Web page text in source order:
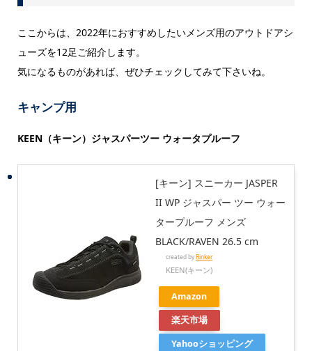
ここからは、2022年におすすめしたいメンズ用のアウトドアシ
ューズを12足ご紹介します。
気になるものがあれば、ぜひチェックしてみて下さいね。
キャンプ用
KEEN（キーン）ジャスパーツー ウォータプルーフ
[キーン] スニーカー JASPER
II WP ジャスパー ツー ウォー
タープルーフ メンズ
BLACK/RAVEN 26.5 cm
created byRinker
KEEN(キーン)
Amazon
楽天市場
Yahooショッピング